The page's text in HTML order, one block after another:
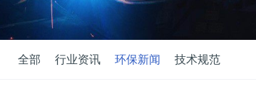
全部 行业资讯 环保新闻 技术规范